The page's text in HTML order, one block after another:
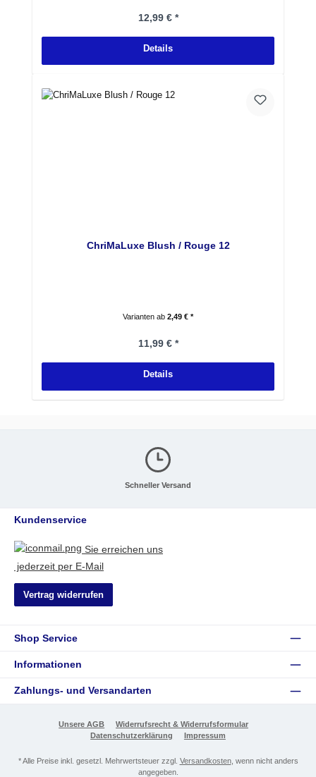
Regulärer Preis:
12,99 € *
Details
ChriMaLuxe Blush / Rouge 12
Varianten ab 2,49 € *
Regulärer Preis:
11,99 € *
Details
Schneller Versand
Kundenservice
Sie erreichen uns
jederzeit per E-Mail
Vertrag widerrufen
Shop Service
Informationen
Zahlungs- und Versandarten
Unsere AGB
Widerrufsrecht & Widerrufsformular
Datenschutzerklärung
Impressum
* Alle Preise inkl. gesetzl. Mehrwertsteuer zzgl. Versandkosten, wenn nicht anders
angegeben.